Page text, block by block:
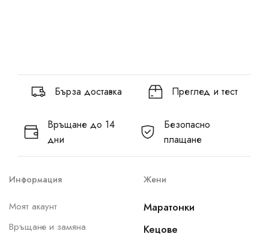
Бърза доставка Преглед и тест
Връщане до 14
дни
Безопасно
плащане
Информация
Моят акаунт
Връщане и замяна
Жени
Маратонки
Кецове